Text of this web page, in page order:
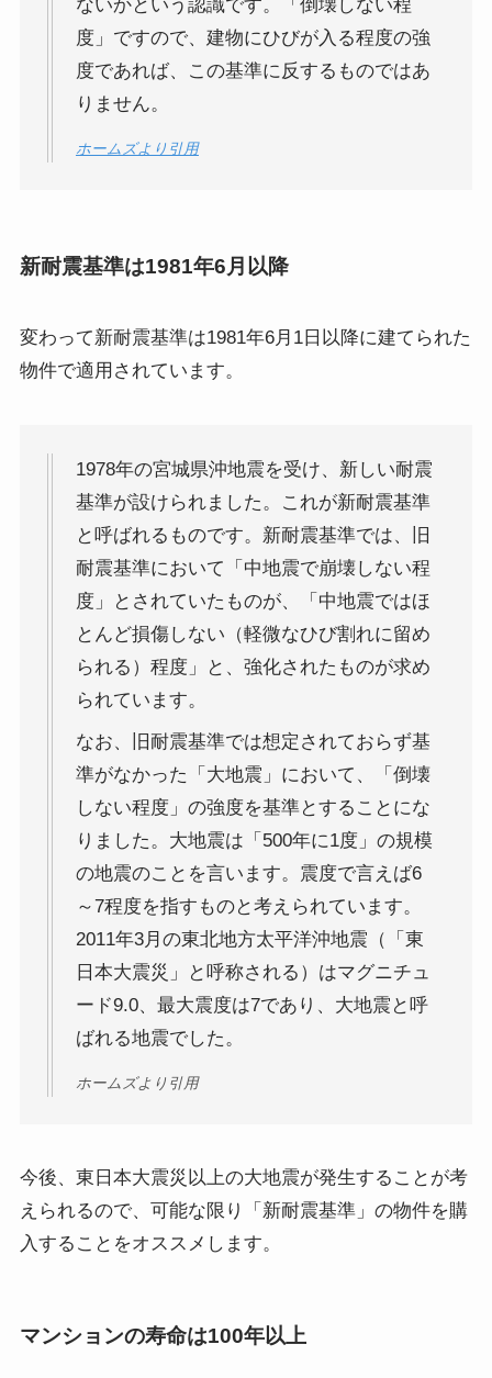
ないかという認識です。「倒壊しない程
度」ですので、建物にひびが入る程度の強
度であれば、この基準に反するものではあ
りません。
ホームズより引用
新耐震基準は1981年6月以降
変わって新耐震基準は1981年6月1日以降に建てられた
物件で適用されています。
1978年の宮城県沖地震を受け、新しい耐震
基準が設けられました。これが新耐震基準
と呼ばれるものです。新耐震基準では、旧
耐震基準において「中地震で崩壊しない程
度」とされていたものが、「中地震ではほ
とんど損傷しない（軽微なひび割れに留め
られる）程度」と、強化されたものが求め
られています。
なお、旧耐震基準では想定されておらず基
準がなかった「大地震」において、「倒壊
しない程度」の強度を基準とすることにな
りました。大地震は「500年に1度」の規模
の地震のことを言います。震度で言えば6
～7程度を指すものと考えられています。
2011年3月の東北地方太平洋沖地震（「東
日本大震災」と呼称される）はマグニチュ
ード9.0、最大震度は7であり、大地震と呼
ばれる地震でした。
ホームズより引用
今後、東日本大震災以上の大地震が発生することが考
えられるので、可能な限り「新耐震基準」の物件を購
入することをオススメします。
マンションの寿命は100年以上